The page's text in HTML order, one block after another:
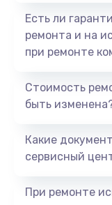
Есть ли
ремонта и на
при ремонте
Стоимость
быть
Какие
сервисный
При ремонте